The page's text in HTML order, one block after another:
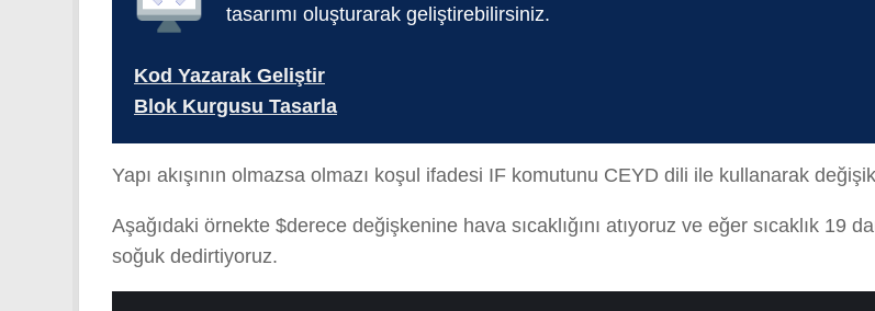
tasarımı oluşturarak geliştirebilirsiniz.
Kod Yazarak Geliştir
Blok Kurgusu Tasarla
Yapı akışının olmazsa olmazı koşul ifadesi IF komutunu CEYD dili ile kullanarak
Aşağıdaki örnekte $derece değişkenine hava sıcaklığını atıyoruz ve eğer sıcaklık 19
soğuk dedirtiyoruz.